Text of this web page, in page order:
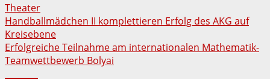
Theater
Beitragsnavigation
Handballmädchen II komplettieren Erfolg des AKG auf
Kreisebene
Erfolgreiche Teilnahme am internationalen Mathematik-
Teamwettbewerb Bolyai